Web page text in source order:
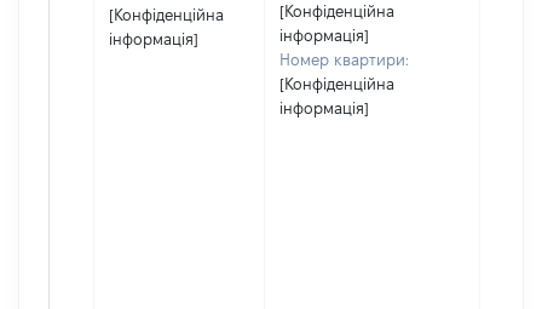
[Конфіденційна
інформація]
[Конфіденційна
інформація]
Номер квартири:
[Конфіденційна
інформація]